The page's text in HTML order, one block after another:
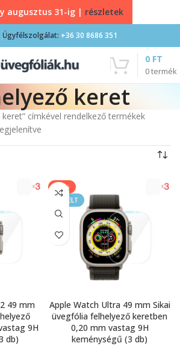
Ügyfélszolgálat: +36 30 8686 351
0termék
0 FT
keret
keret” címkével rendelkező termékek
49 mm
9H
db)
-17%
KIEMELT
Apple Watch Ultra 49 mm Sikai
üvegfólia felhelyező keretben
0,20 mm vastag 9H
keménységű (3 db)
augusztus 31-ig | részletek